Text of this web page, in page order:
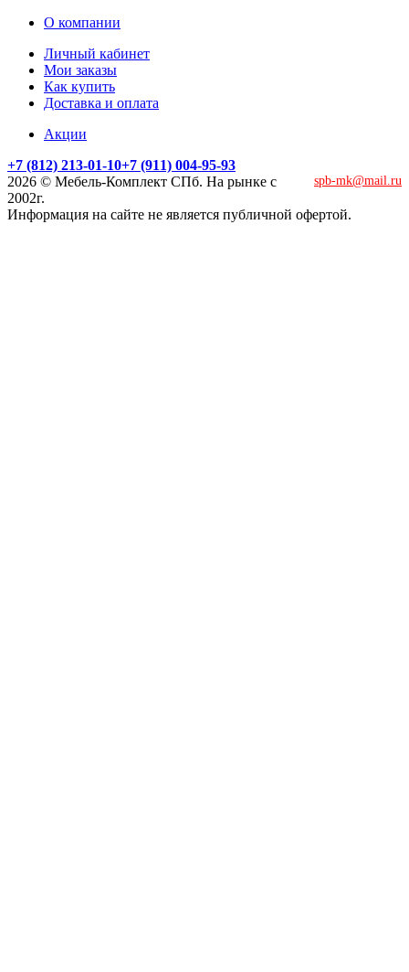
О компании
Личный кабинет
Мои заказы
Как купить
Доставка и оплата
Акции
+7 (812) 213-01-10+7 (911) 004-95-93
spb-mk@mail.ru
2026 © Мебель-Комплект СПб. На рынке с
2002г.
Информация на сайте не является публичной офертой.